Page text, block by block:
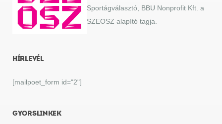
Sportágválasztó, BBU Nonprofit Kft. a
SZEOSZ alapító tagja.
HÍRLEVÉL
[mailpoet_form id="2"]
GYORSLINKEK